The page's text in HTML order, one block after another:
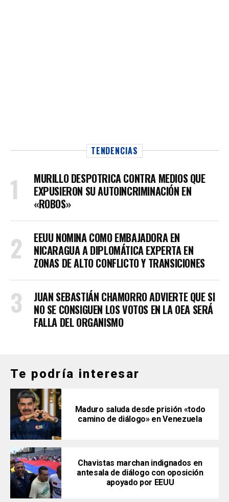
TENDENCIAS
MURILLO DESPOTRICA CONTRA MEDIOS QUE
EXPUSIERON SU AUTOINCRIMINACIÓN EN
«ROBOS»
EEUU NOMINA COMO EMBAJADORA EN
NICARAGUA A DIPLOMÁTICA EXPERTA EN
ZONAS DE ALTO CONFLICTO Y TRANSICIONES
JUAN SEBASTIÁN CHAMORRO ADVIERTE QUE SI
NO SE CONSIGUEN LOS VOTOS EN LA OEA SERÁ
FALLA DEL ORGANISMO
Te podría interesar
Maduro saluda desde prisión «todo
camino de diálogo» en Venezuela
Chavistas marchan indignados en
antesala de diálogo con oposición
apoyado por EEUU